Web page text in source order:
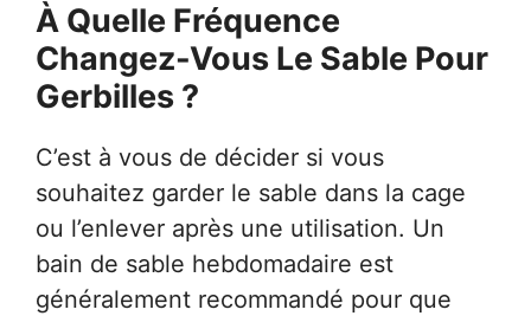
À Quelle Fréquence
Changez-Vous Le Sable Pour
Gerbilles ?
C’est à vous de décider si vous
souhaitez garder le sable dans la cage
ou l’enlever après une utilisation. Un
bain de sable hebdomadaire est
généralement recommandé pour que